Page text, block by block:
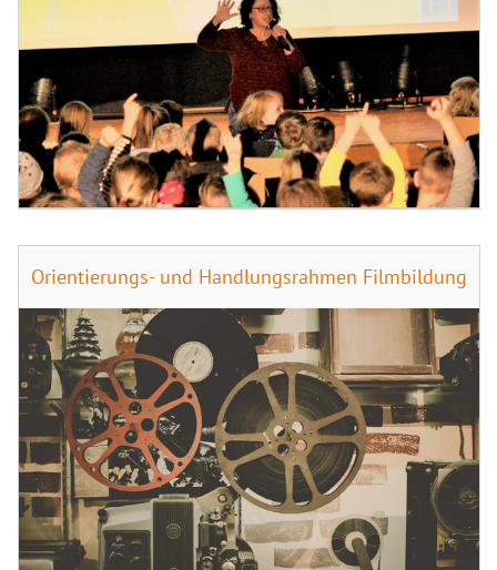
Orientierungs- und Handlungsrahmen Filmbildung